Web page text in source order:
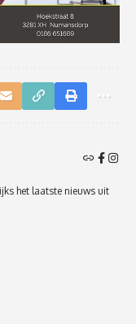
het laatste nieuws uit